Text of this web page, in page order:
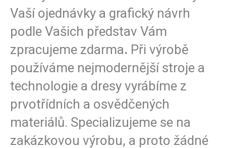
Vaší ojednávky a grafický návrh
podle Vašich představ Vám
zpracujeme zdarma. Při výrobě
používáme nejmodernější stroje a
technologie a dresy vyrábíme z
prvotřídních a osvědčených
materiálů. Specializujeme se na
zakázkovou výrobu, a proto žádné